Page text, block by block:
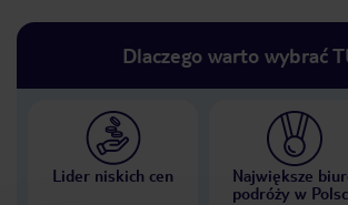
Dlaczego warto wybrać
Lider niskich cen
Największe
podróży w